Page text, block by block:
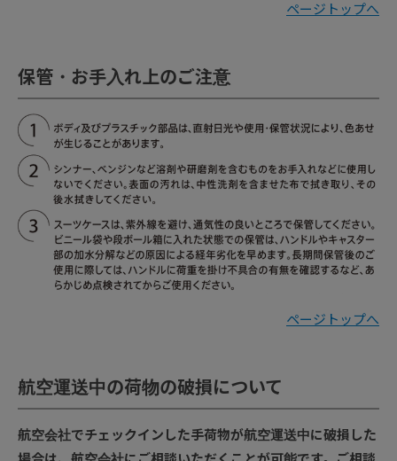
ページトップへ
保管・お手入れ上のご注意
ページトップへ
航空運送中の荷物の破損について
航空会社でチェックインした手荷物が航空運送中に破損した